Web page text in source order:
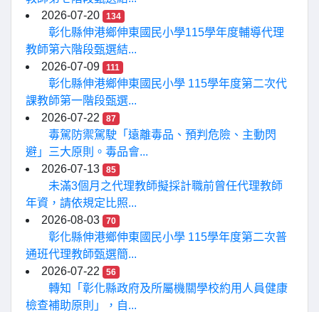
2026-07-20
134
彰化縣伸港鄉伸東國民小學115學年度輔導代理
教師第六階段甄選結...
2026-07-09
111
彰化縣伸港鄉伸東國民小學 115學年度第二次代
課教師第一階段甄選...
2026-07-22
87
毒駕防禦駕駛「遠離毒品、預判危險、主動閃
避」三大原則。毒品會...
2026-07-13
85
未滿3個月之代理教師擬採計職前曾任代理教師
年資，請依規定比照...
2026-08-03
70
彰化縣伸港鄉伸東國民小學 115學年度第二次普
通班代理教師甄選簡...
2026-07-22
56
轉知「彰化縣政府及所屬機關學校約用人員健康
檢查補助原則」，自...